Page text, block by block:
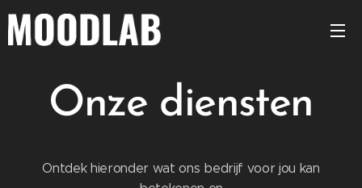
Onze diensten
Ontdek hieronder wat ons bedrijf voor jou kan